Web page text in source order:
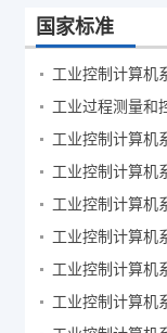
国家标准
工业控制计算机